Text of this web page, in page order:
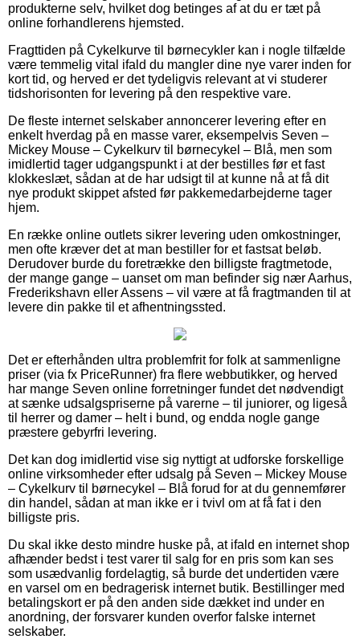
produkterne selv, hvilket dog betinges af at du er tæt på
online forhandlerens hjemsted.
Fragttiden på Cykelkurve til børnecykler kan i nogle tilfælde
være temmelig vital ifald du mangler dine nye varer inden for
kort tid, og herved er det tydeligvis relevant at vi studerer
tidshorisonten for levering på den respektive vare.
De fleste internet selskaber annoncerer levering efter en
enkelt hverdag på en masse varer, eksempelvis Seven –
Mickey Mouse – Cykelkurv til børnecykel – Blå, men som
imidlertid tager udgangspunkt i at der bestilles før et fast
klokkeslæt, sådan at de har udsigt til at kunne nå at få dit
nye produkt skippet afsted før pakkemedarbejderne tager
hjem.
En række online outlets sikrer levering uden omkostninger,
men ofte kræver det at man bestiller for et fastsat beløb.
Derudover burde du foretrække den billigste fragtmetode,
der mange gange – uanset om man befinder sig nær Aarhus,
Frederikshavn eller Assens – vil være at få fragtmanden til at
levere din pakke til et afhentningssted.
Det er efterhånden ultra problemfrit for folk at sammenligne
priser (via fx PriceRunner) fra flere webbutikker, og herved
har mange Seven online forretninger fundet det nødvendigt
at sænke udsalgspriserne på varerne – til juniorer, og ligeså
til herrer og damer – helt i bund, og endda nogle gange
præstere gebyrfri levering.
Det kan dog imidlertid vise sig nyttigt at udforske forskellige
online virksomheder efter udsalg på Seven – Mickey Mouse
– Cykelkurv til børnecykel – Blå forud for at du gennemfører
din handel, sådan at man ikke er i tvivl om at få fat i den
billigste pris.
Du skal ikke desto mindre huske på, at ifald en internet shop
afhænder bedst i test varer til salg for en pris som kan ses
som usædvanlig fordelagtig, så burde det undertiden være
en varsel om en bedragerisk internet butik. Bestillinger med
betalingskort er på den anden side dækket ind under en
anordning, der forsvarer kunden overfor falske internet
selskaber.